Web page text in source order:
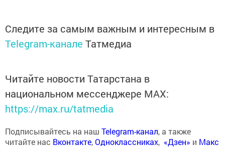
Следите за самым важным и интересным в
Telegram-канале Татмедиа
Читайте новости Татарстана в
национальном мессенджере MАХ:
https://max.ru/tatmedia
Подписывайтесь на наш Telegram-канал, а также
читайте нас Вконтакте,Одноклассниках, «Дзен» и Макс